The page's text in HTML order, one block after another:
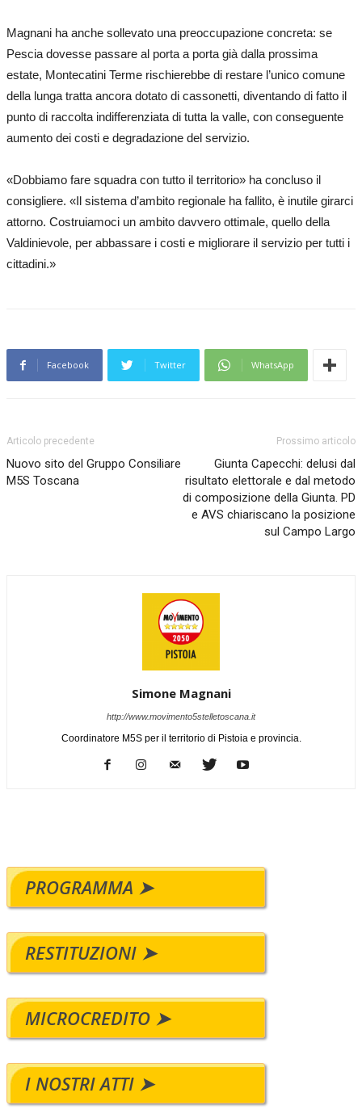
Magnani ha anche sollevato una preoccupazione concreta: se
Pescia dovesse passare al porta a porta già dalla prossima
estate, Montecatini Terme rischierebbe di restare l’unico comune
della lunga tratta ancora dotato di cassonetti, diventando di fatto il
punto di raccolta indifferenziata di tutta la valle, con conseguente
aumento dei costi e degradazione del servizio.
«Dobbiamo fare squadra con tutto il territorio» ha concluso il
consigliere. «Il sistema d’ambito regionale ha fallito, è inutile girarci
attorno. Costruiamoci un ambito davvero ottimale, quello della
Valdinievole, per abbassare i costi e migliorare il servizio per tutti i
cittadini.»
Facebook Twitter WhatsApp
Articolo precedente
Nuovo sito del Gruppo Consiliare
M5S Toscana
Prossimo articolo
Giunta Capecchi: delusi dal
risultato elettorale e dal metodo
di composizione della Giunta. PD
e AVS chiariscano la posizione
sul Campo Largo
Simone Magnani
http://www.movimento5stelletoscana.it
Coordinatore M5S per il territorio di Pistoia e provincia.
PROGRAMMA ➤
RESTITUZIONI ➤
MICROCREDITO ➤
I NOSTRI ATTI ➤